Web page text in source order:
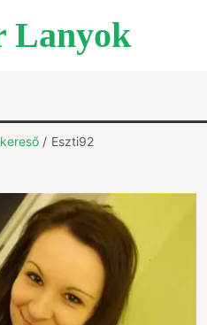
Lanyok
Eszti92